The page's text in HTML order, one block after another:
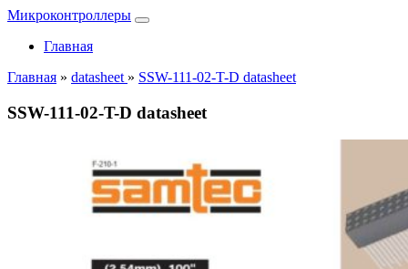
Микроконтроллеры
Главная
Главная » datasheet » SSW-111-02-T-D datasheet
SSW-111-02-T-D datasheet